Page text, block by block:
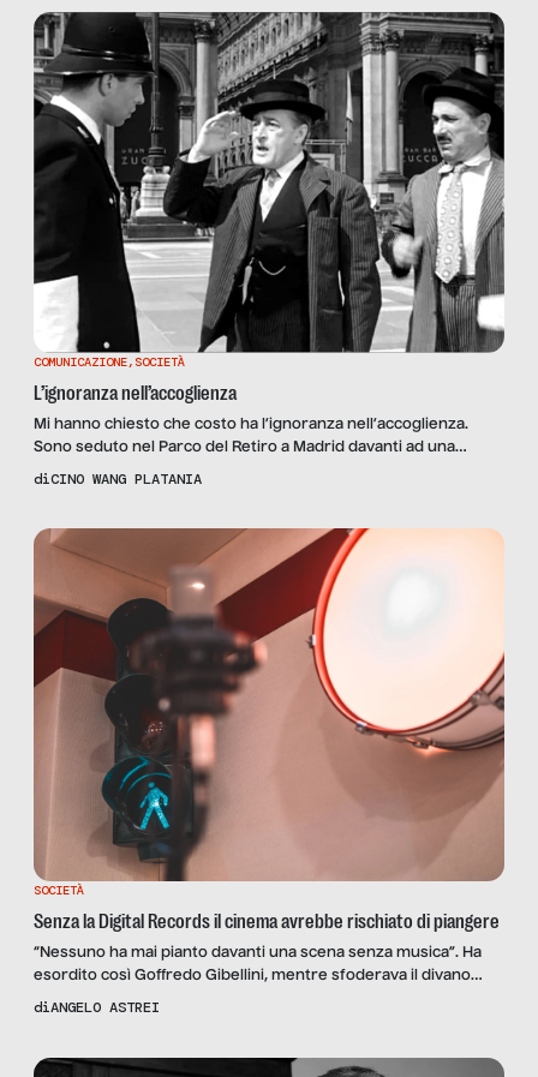
COMUNICAZIONE, SOCIETÀ
L’ignoranza nell’accoglienza
Mi hanno chiesto che costo ha l’ignoranza nell’accoglienza.
Sono seduto nel Parco del Retiro a Madrid davanti ad una
cerveza e a un bocadillo quindi capirete in quale posizione
L’equazione accoglienza = turismo è corretta. […]
diCINO WANG PLATANIA
SOCIETÀ
Senza la Digital Records il cinema avrebbe rischiato di piangere
“Nessuno ha mai pianto davanti una scena senza musica”. Ha
esordito così Goffredo Gibellini, mentre sfoderava il divano
violentato da un cane capriccioso e io mi perdevo tra i cavi
stanza grande, dall’altra parte del vetro, regnava invece un […]
diANGELO ASTREI